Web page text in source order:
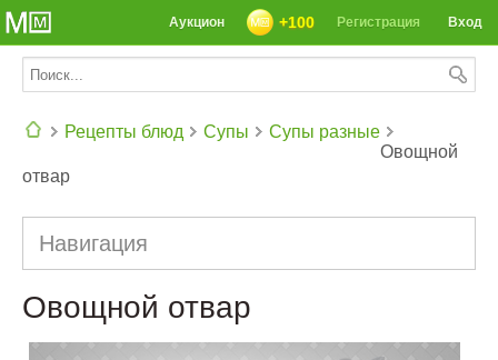
Вход
Регистрация
+100
Аукцион
Рецепты блюд Супы
Супы разные
Овощной
отвар
Навигация
Овощной отвар